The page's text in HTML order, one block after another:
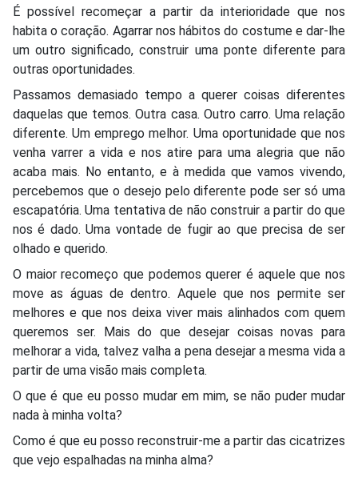
É possível recomeçar a partir da interioridade que nos
habita o coração. Agarrar nos hábitos do costume e dar-lhe
um outro significado, construir uma ponte diferente para
outras oportunidades.
Passamos demasiado tempo a querer coisas diferentes
daquelas que temos. Outra casa. Outro carro. Uma relação
diferente. Um emprego melhor. Uma oportunidade que nos
venha varrer a vida e nos atire para uma alegria que não
acaba mais. No entanto, e à medida que vamos vivendo,
percebemos que o desejo pelo diferente pode ser só uma
escapatória. Uma tentativa de não construir a partir do que
nos é dado. Uma vontade de fugir ao que precisa de ser
olhado e querido.
O maior recomeço que podemos querer é aquele que nos
move as águas de dentro. Aquele que nos permite ser
melhores e que nos deixa viver mais alinhados com quem
queremos ser. Mais do que desejar coisas novas para
melhorar a vida, talvez valha a pena desejar a mesma vida a
partir de uma visão mais completa.
O que é que eu posso mudar em mim, se não puder mudar
nada à minha volta?
Como é que eu posso reconstruir-me a partir das cicatrizes
que vejo espalhadas na minha alma?